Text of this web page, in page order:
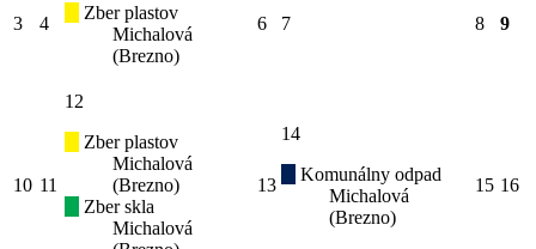
3 4
Zber plastov
Michalová
(Brezno)
6 7 8 9
10 11
12
Zber plastov
Michalová
(Brezno)
Zber skla
Michalová
13
14
Komunálny odpad
Michalová
(Brezno)
15 16